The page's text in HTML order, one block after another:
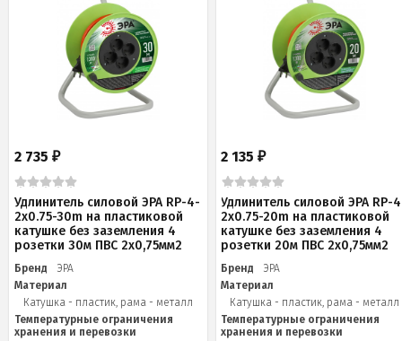
2 735 ₽
Удлинитель силовой ЭРА RP-4-
2x0.75-30m на пластиковой
катушке без заземления 4
розетки 30м ПВС 2х0,75мм2
Бренд
ЭРА
Материал
Катушка - пластик, рама - металл
Температурные ограничения
хранения и перевозки
2 135₽
Удлинитель силовой ЭРА RP-
2x0.75-20m на пластиковой
катушке без заземления 4
розетки 20м ПВС 2х0,75мм2
Бренд
ЭРА
Материал
Катушка - пластик, рама - металл
Температурные ограничения
хранения и перевозки